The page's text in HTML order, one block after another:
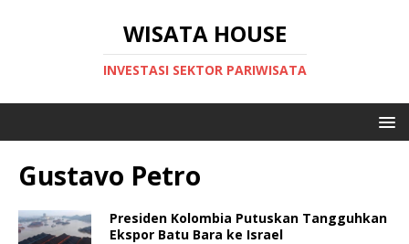
WISATA HOUSE
INVESTASI SEKTOR PARIWISATA
Gustavo Petro
Presiden Kolombia Putuskan Tangguhkan
Ekspor Batu Bara ke Israel